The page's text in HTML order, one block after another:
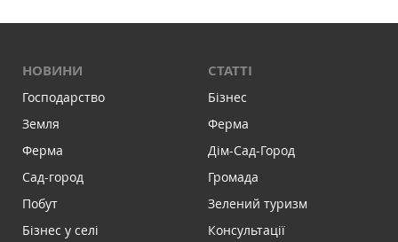
НОВИНИ
Господарство
Земля
Ферма
Сад-город
Побут
Бізнес у селі
СТАТТІ
Бізнес
Ферма
Дім-Сад-Город
Громада
Зелений туризм
Консультації